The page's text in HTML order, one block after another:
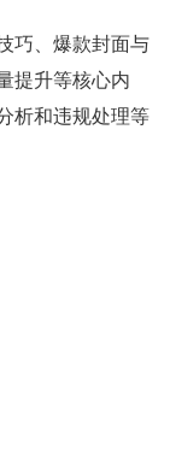
巧、爆款封面与
提升等核心内
析和违规处理等